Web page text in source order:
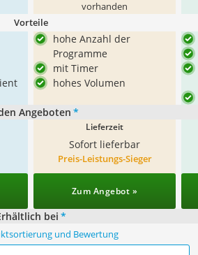
vorhanden
Vorteile
hohe Anzahl der
Programme
mit Timer
hohes Volumen
Angeboten *
Lieferzeit
Sofort lieferbar
Preis-Leistungs-Sieger
Zum Angebot »
bei *
und Bewertung